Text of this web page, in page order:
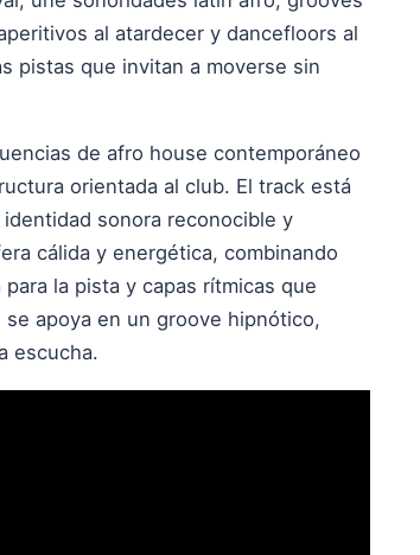
al atardecer y dancefloors al
pistas que invitan a moverse sin
de afro house contemporáneo
orientada al club. El track está
sonora reconocible y
cálida y energética, combinando
la pista y capas rítmicas que
apoya en un groove hipnótico,
escucha.